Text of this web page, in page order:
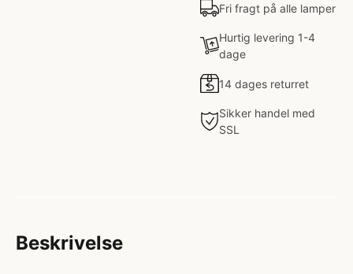
Fri fragt på alle lamper
Hurtig levering 1-4
dage
14 dages returret
Sikker handel med
SSL
Beskrivelse